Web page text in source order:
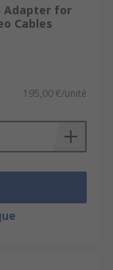
Adapter for
Cables
195,00 €/unité